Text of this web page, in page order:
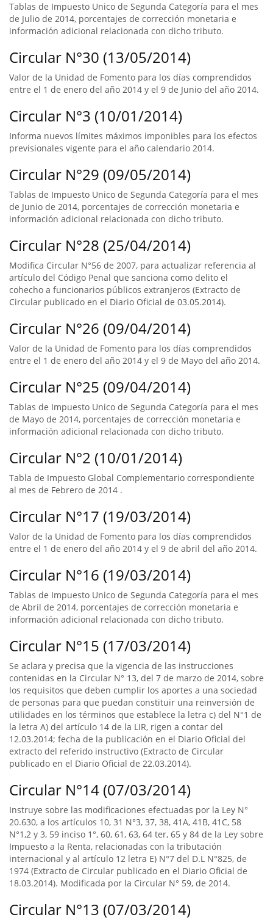
Tablas de Impuesto Unico de Segunda Categoría para el mes
de Julio de 2014, porcentajes de corrección monetaria e
información adicional relacionada con dicho tributo.
Circular N°30 (13/05/2014)
Valor de la Unidad de Fomento para los días comprendidos
entre el 1 de enero del año 2014 y el 9 de Junio del año 2014.
Circular N°3 (10/01/2014)
Informa nuevos límites máximos imponibles para los efectos
previsionales vigente para el año calendario 2014.
Circular N°29 (09/05/2014)
Tablas de Impuesto Unico de Segunda Categoría para el mes
de Junio de 2014, porcentajes de corrección monetaria e
información adicional relacionada con dicho tributo.
Circular N°28 (25/04/2014)
Modifica Circular N°56 de 2007, para actualizar referencia al
artículo del Código Penal que sanciona como delito el
cohecho a funcionarios públicos extranjeros (Extracto de
Circular publicado en el Diario Oficial de 03.05.2014).
Circular N°26 (09/04/2014)
Valor de la Unidad de Fomento para los días comprendidos
entre el 1 de enero del año 2014 y el 9 de Mayo del año 2014.
Circular N°25 (09/04/2014)
Tablas de Impuesto Unico de Segunda Categoría para el mes
de Mayo de 2014, porcentajes de corrección monetaria e
información adicional relacionada con dicho tributo.
Circular N°2 (10/01/2014)
Tabla de Impuesto Global Complementario correspondiente
al mes de Febrero de 2014 .
Circular N°17 (19/03/2014)
Valor de la Unidad de Fomento para los días comprendidos
entre el 1 de enero del año 2014 y el 9 de abril del año 2014.
Circular N°16 (19/03/2014)
Tablas de Impuesto Unico de Segunda Categoría para el mes
de Abril de 2014, porcentajes de corrección monetaria e
información adicional relacionada con dicho tributo.
Circular N°15 (17/03/2014)
Se aclara y precisa que la vigencia de las instrucciones
contenidas en la Circular N° 13, del 7 de marzo de 2014, sobre
los requisitos que deben cumplir los aportes a una sociedad
de personas para que puedan constituir una reinversión de
utilidades en los términos que establece la letra c) del N°1 de
la letra A) del artículo 14 de la LIR, rigen a contar del
12.03.2014; fecha de la publicación en el Diario Oficial del
extracto del referido instructivo (Extracto de Circular
publicado en el Diario Oficial de 22.03.2014).
Circular N°14 (07/03/2014)
Instruye sobre las modificaciones efectuadas por la Ley N°
20.630, a los artículos 10, 31 N°3, 37, 38, 41A, 41B, 41C, 58
N°1,2 y 3, 59 inciso 1°, 60, 61, 63, 64 ter, 65 y 84 de la Ley sobre
Impuesto a la Renta, relacionadas con la tributación
internacional y al artículo 12 letra E) N°7 del D.L N°825, de
1974 (Extracto de Circular publicado en el Diario Oficial de
18.03.2014). Modificada por la Circular N° 59, de 2014.
Circular N°13 (07/03/2014)